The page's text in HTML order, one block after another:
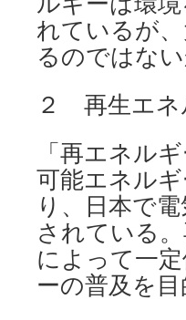
れているが
るのではな
２ 再生エネ
「再エネル
可能エネル
り、日本で
されている
によって一
ーの普及を